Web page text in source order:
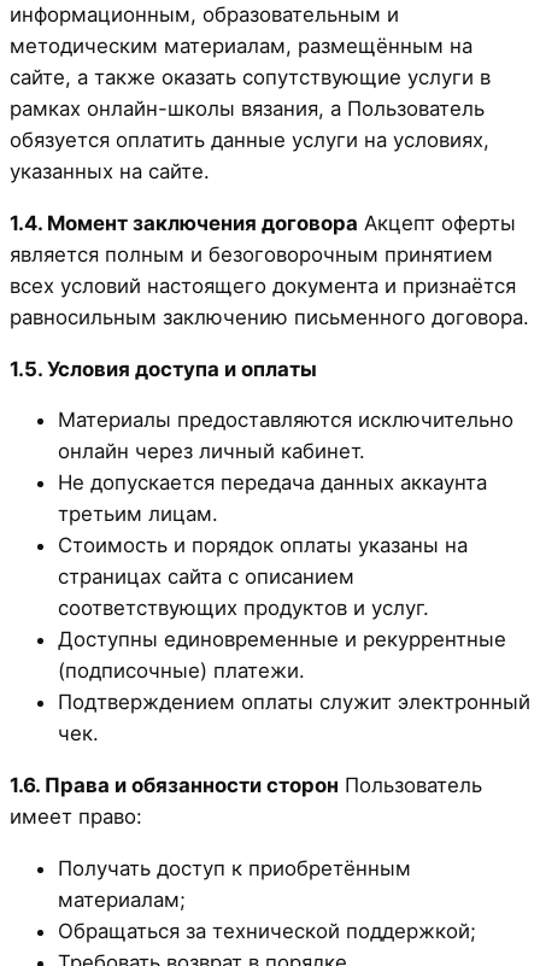
информационным, образовательным и
методическим материалам, размещённым на
сайте, а также оказать сопутствующие услуги в
рамках онлайн-школы вязания, а Пользователь
обязуется оплатить данные услуги на условиях,
указанных на сайте.
1.4. Момент заключения договора Акцепт оферты
является полным и безоговорочным принятием
всех условий настоящего документа и признаётся
равносильным заключению письменного договора.
1.5. Условия доступа и оплаты
Материалы предоставляются исключительно
онлайн через личный кабинет.
Не допускается передача данных аккаунта
третьим лицам.
Стоимость и порядок оплаты указаны на
страницах сайта с описанием
соответствующих продуктов и услуг.
Доступны единовременные и рекуррентные
(подписочные) платежи.
Подтверждением оплаты служит электронный
чек.
1.6. Права и обязанности сторон Пользователь
имеет право:
Получать доступ к приобретённым
материалам;
Обращаться за технической поддержкой;